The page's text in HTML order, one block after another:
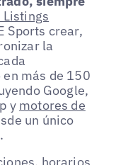
Sports crear,
la
más de 150
Google,
y motores de
un único
horarios